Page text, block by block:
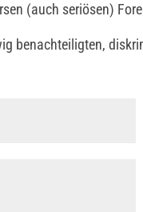
(auch seriösen)
benachteiligten,